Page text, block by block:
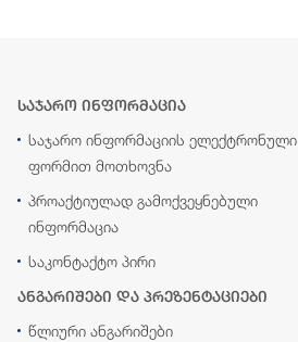
საჯარო ინფორმაცია
საჯარო ინფორმაციის ელექტრონული
ფორმით მოთხოვნა
პროაქტიულად გამოქვეყნებული
ინფორმაცია
საკონტაქტო პირი
ანგარიშები და პრეზენტაციები
წლიური ანგარიშები